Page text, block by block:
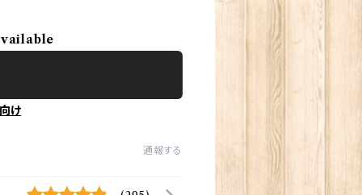
け
通報する